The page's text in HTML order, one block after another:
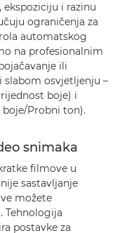
i razinu
ograničenja za
automatskog
na profesionalnim
ili
slabom osvjetljenju –
boje) i
boje/Probni ton).
snimaka
filmove u
sastavljanje
možete
Tehnologija
postavke za